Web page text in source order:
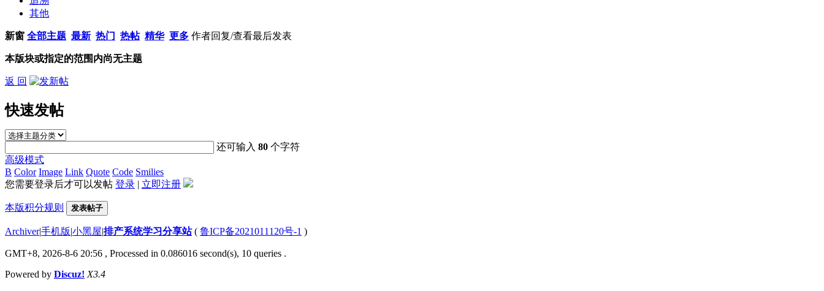
其他
新窗 全部主题 最新 热门 热帖 精华 更多 作者回复/查看最后发表
本版块或指定的范围内尚无主题
返 回
快速发帖
还可输入80 个字符
高级模式
B Color Image Link Quote Code Smilies
您需要登录后才可以发帖 登录 | 立即注册
本版积分规则 发表帖子
Archiver|手机版|小黑屋|排产系统学习分享站( 鲁ICP备2021011120号-1 )
GMT+8, 2026-8-6 20:56 , Processed in 0.086016 second(s), 10 queries .
Powered by Discuz! X3.4